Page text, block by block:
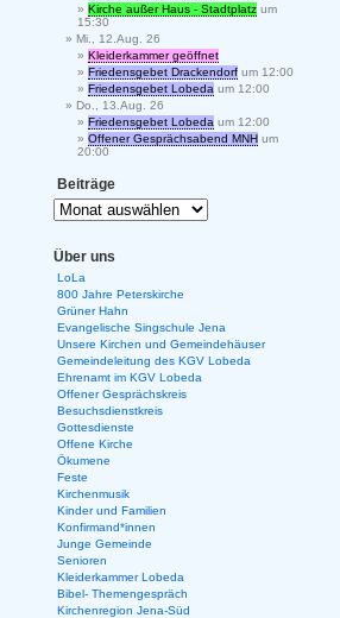
Kirche außer Haus - Stadtplatz um
15:30
Mi., 12.Aug. 26
Kleiderkammer geöffnet
Friedensgebet Drackendorf um 12:00
Friedensgebet Lobeda um 12:00
Do., 13.Aug. 26
Friedensgebet Lobeda um 12:00
Offener Gesprächsabend MNH um
20:00
Beiträge
Über uns
LoLa
800 Jahre Peterskirche
Grüner Hahn
Evangelische Singschule Jena
Unsere Kirchen und Gemeindehäuser
Gemeindeleitung des KGV Lobeda
Ehrenamt im KGV Lobeda
Offener Gesprächskreis
Besuchsdienstkreis
Gottesdienste
Offene Kirche
Ökumene
Feste
Kirchenmusik
Kinder und Familien
Konfirmand*innen
Junge Gemeinde
Senioren
Kleiderkammer Lobeda
Bibel- Themengespräch
Kirchenregion Jena-Süd